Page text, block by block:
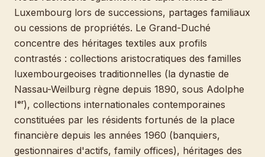
Luxembourg lors de successions, partages familiaux
ou cessions de propriétés. Le Grand-Duché
concentre des héritages textiles aux profils
contrastés : collections aristocratiques des familles
luxembourgeoises traditionnelles (la dynastie de
Nassau-Weilburg règne depuis 1890, sous Adolphe
Iᵉʳ), collections internationales contemporaines
constituées par les résidents fortunés de la place
financière depuis les années 1960 (banquiers,
gestionnaires d'actifs, family offices), héritages des